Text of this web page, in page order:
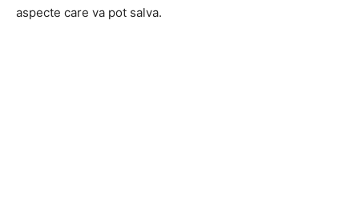
aspecte care va pot salva.